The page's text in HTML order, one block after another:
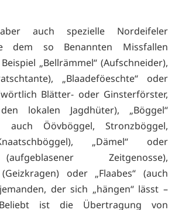
auch spezielle Nordeifeler
dem so Benannten Missfallen
„Bellrämmel“ (Aufschneider),
„Blaadeföeschte“ oder
Blätter- oder Ginsterförster,
lokalen Jagdhüter), „Böggel“
auch Öövböggel, Stronzböggel,
„Dämel“ oder
Zeitgenosse),
oder „Flaabes“ (auch
der sich „hängen“ lässt –
Beliebt ist die Übertragung von